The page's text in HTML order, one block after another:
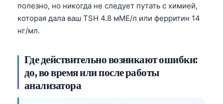
полезно, но никогда не следует путать с химией,
которая дала ваш TSH 4.8 мМЕ/л или ферритин 14
нг/мл.
Где действительно возникают ошибки:
до, во время или после работы
анализатора